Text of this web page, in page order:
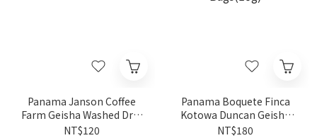
Panama Janson Coffee
Farm Geisha Washed Drip
Coffee Bags(10g)
NT$120
Panama Boquete Finca
Kotowa Duncan Geisha
Natural Drip Coffee
NT$180